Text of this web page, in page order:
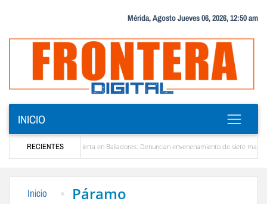
Mérida, Agosto Jueves 06, 2026, 12:50 am
INICIO
RECIENTES
Alerta en Bailadores: Denuncian envenenamiento de siete mascotas en El
Inicio Páramo